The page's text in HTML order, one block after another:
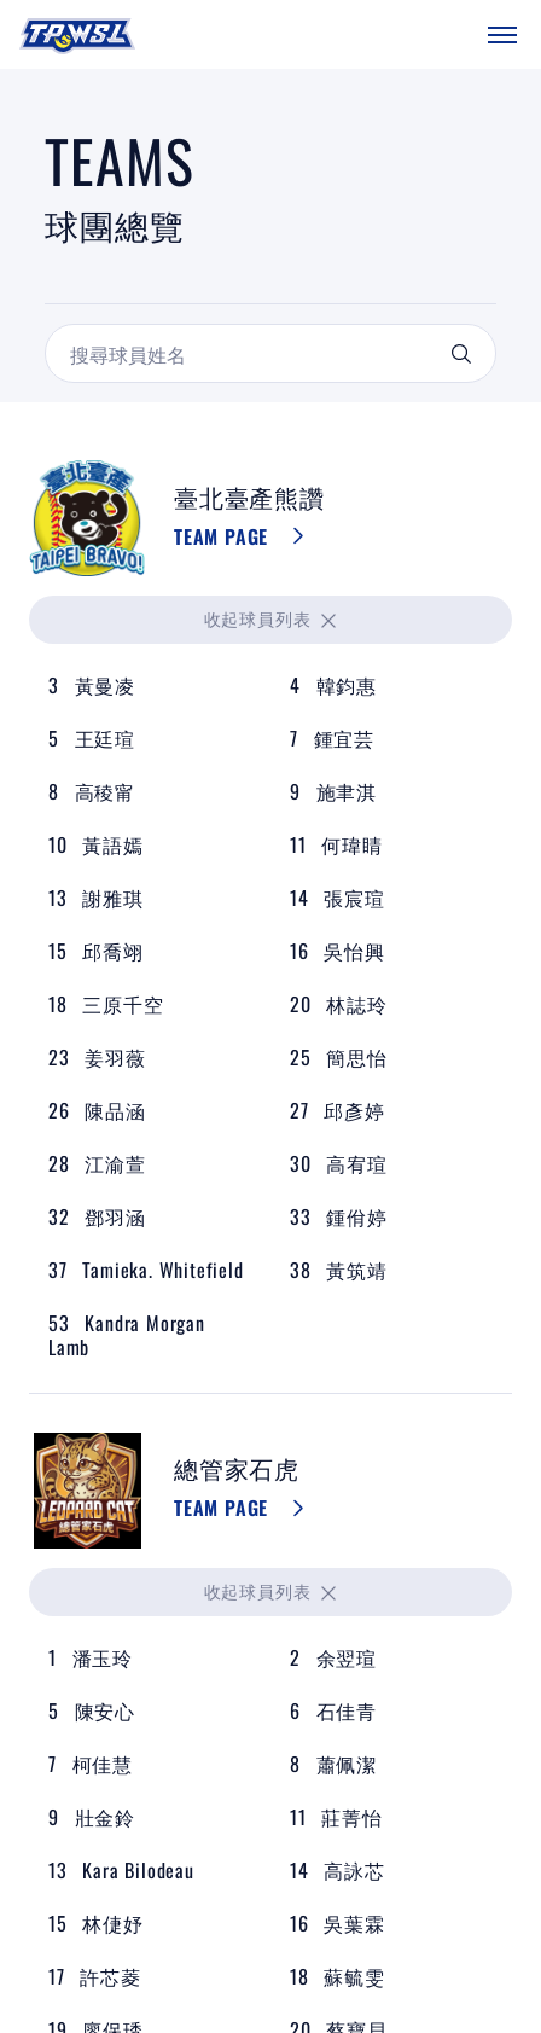
SITEMAP
球隊戰績
賽程表
數據統計
球場介紹
裁判
下載專區
聯絡我們
POLICY
隱私權政策
網站使用條款
LINK
教育部體育署
世界棒壘球總會
亞洲壘球總會
TEAMS
球團總覽
臺北臺產熊讚
TEAM PAGE
收起球員列表
3 黃曼凌 4 韓鈞惠
5
王廷瑄 7 鍾宜芸
8 高稜甯 9 施聿淇
10 黃語嫣 11 何瑋睛
13 謝雅琪 14 張宸瑄
15 邱喬翊 16 吳怡興
18 三原千空 20 林誌玲
23 姜羽薇 25 簡思怡
26 陳品涵 27 邱彥婷
28 江渝萱 30 高宥瑄
32 鄧羽涵 33 鍾佾婷
37 Tamieka. Whitefield 38 黃筑靖
53
Kandra Morgan
Lamb
總管家石虎
TEAM PAGE
收起球員列表
1 潘玉玲 2
余翌瑄
5
陳安心 6 石佳青
7 柯佳慧 8 蕭佩潔
9
壯金鈴 11 莊菁怡
13
Kara Bilodeau 14 高詠芯
15 林倢妤 16 吳葉霖
17 許芯菱 18 蘇毓雯